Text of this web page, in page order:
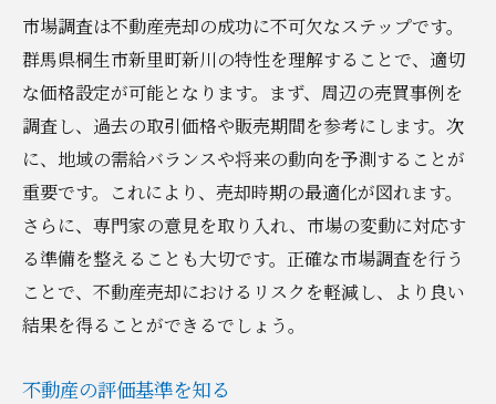
地元メディアを活用した宣伝戦略
地域イベントとの連携によるプロモーショ
ン
地元の信頼を築く販売活動
桐生市新里町新川での不動産売却を円滑に進め
るためのステップ
売却計画の見直しと修正方法
潜在的な購入者にアプローチする方法
不動産エージェントとの効果的な連携法
契約交渉の進め方と注意点
市場調査は不動産売却の成功に不可欠なステップです。
群馬県桐生市新里町新川の特性を理解することで、適切
な価格設定が可能となります。まず、周辺の売買事例を
調査し、過去の取引価格や販売期間を参考にします。次
に、地域の需給バランスや将来の動向を予測することが
重要です。これにより、売却時期の最適化が図れます。
さらに、専門家の意見を取り入れ、市場の変動に対応す
る準備を整えることも大切です。正確な市場調査を行う
ことで、不動産売却におけるリスクを軽減し、より良い
結果を得ることができるでしょう。
不動産の評価基準を知る